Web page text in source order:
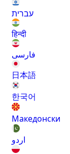
עברית
हिन्दी
فارسی
日本語
한국어
Македонски
اردو